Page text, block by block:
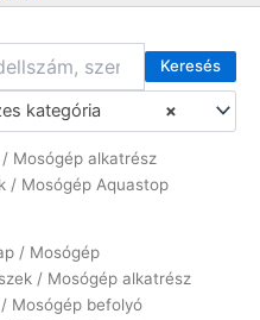
Keresés
×
kategória
/ Mosógép alkatrész
/ Mosógép Aquastop
/ Mosógép
/ Mosógép alkatrész
/ Mosógép befolyó